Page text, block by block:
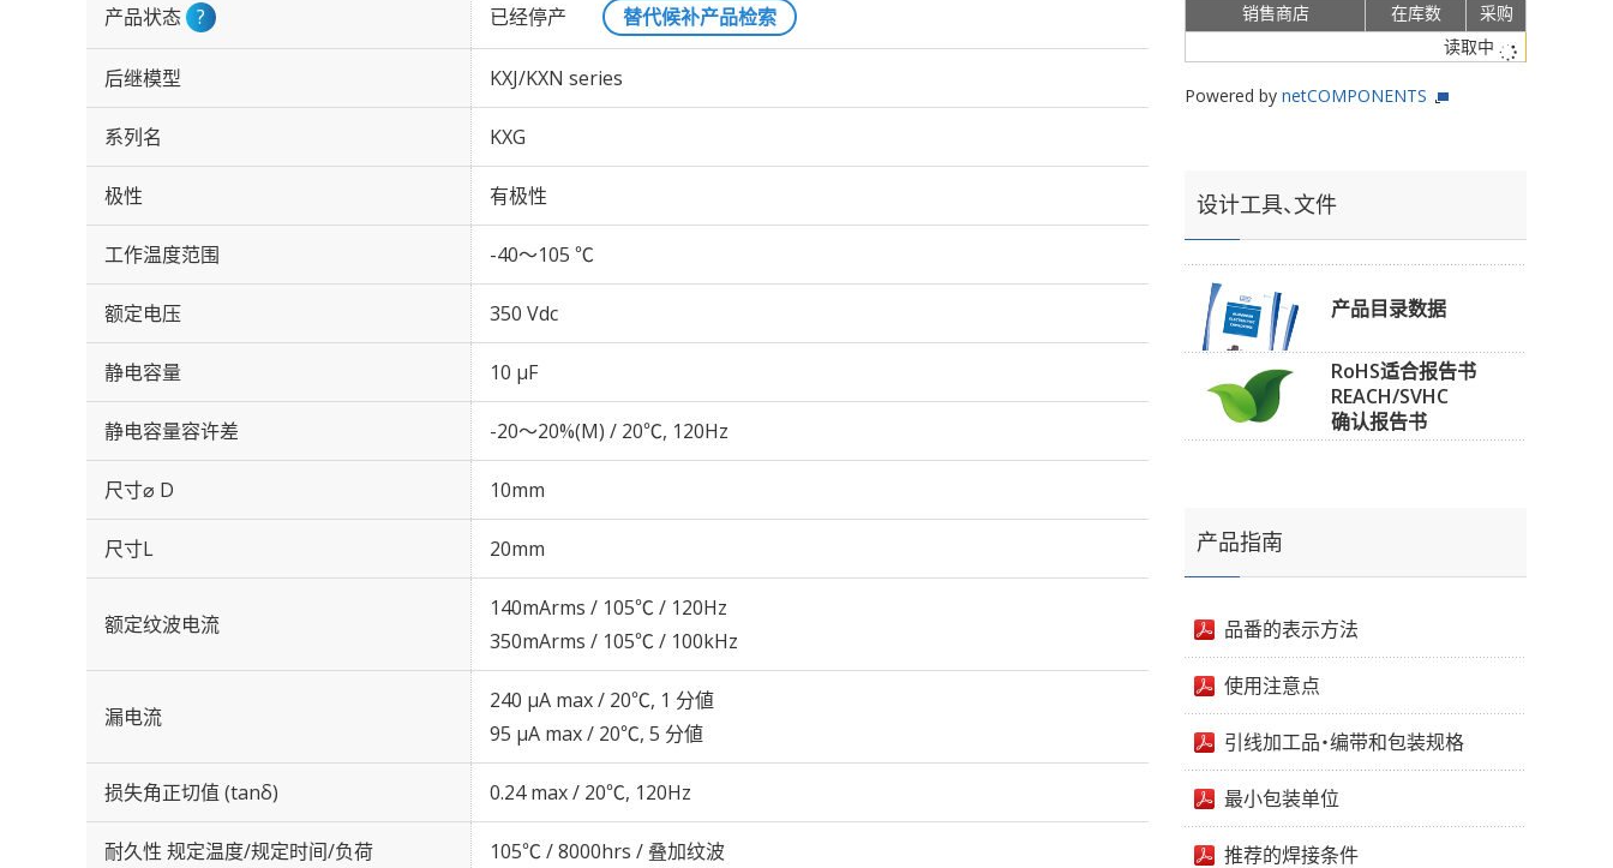
产品状态 ? 已经停产 替代候补产品检索
后继模型 KXJ/KXN series
系列名 KXG
极性 有极性
工作温度范围 -40～105 ℃
额定电压 350 Vdc
静电容量 10 µF
静电容量容许差 -20～20%(M) / 20℃, 120Hz
尺寸⌀ D 10mm
尺寸L 20mm
额定纹波电流
140mArms / 105℃ / 120Hz
350mArms / 105℃ / 100kHz
漏电流
240 μA max / 20℃, 1 分値
95 μA max / 20℃, 5 分値
损失角正切值 (tanδ) 0.24 max / 20℃, 120Hz
耐久性 规定温度/规定时间/负荷 105℃ / 8000hrs / 叠加纹波
销售商店 在库数
采购
读取中
Powered by netCOMPONENTS
设计工具、文件
产品目录数据
RoHS适合报告书
REACH/SVHC
确认报告书
产品指南
品番的表示方法
使用注意点
引线加工品・编带和包装规格
最小包装单位
推荐的焊接条件